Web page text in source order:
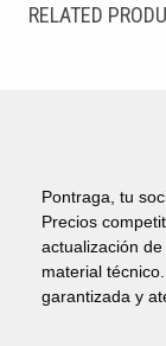
RELATED
Pontraga, tu
Precios
actualización
material
garantizada y